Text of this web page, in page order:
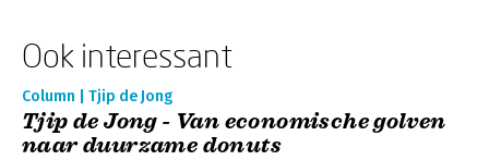
Ook interessant
Column | Tjip de Jong
Tjip de Jong - Van economische golven
naar duurzame donuts